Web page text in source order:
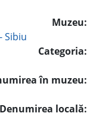
Muzeu:
Sibiu
Categoria:
în muzeu:
Denumirea locală: